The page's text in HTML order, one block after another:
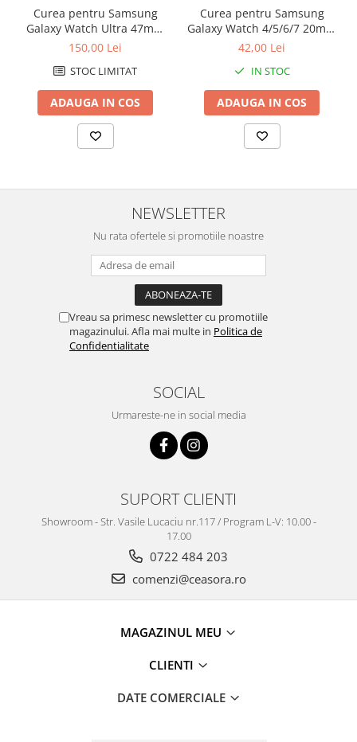
Catarame curea
Chei Pendula
Clesti Miniatura
Curatare si Intretinere
Cutii Pastrare Ceasuri
Dispozitive Bratari si Curele
Extractoare Indicatoare
Lupe, Dispozitive Optice
Mecanisme Ceas
Scule Speciale
Suporti de Lucru
Curea pentru Samsung
Galaxy Watch Ultra 47mm
Pro Business Silver
150,00 Lei
STOC LIMITAT
ADAUGA IN COS
Curea pentru Samsung
Galaxy Watch 4/5/6/7 20mm
Official Silicone Band Mov
42,00 Lei
IN STOC
ADAUGA IN COS
NEWSLETTER
Nu rata ofertele si promotiile noastre
Vreau sa primesc newsletter cu promotiile
magazinului. Afla mai multe in Politica de
Confidentialitate
SOCIAL
Urmareste-ne in social media
SUPORT CLIENTI
Showroom - Str. Vasile Lucaciu nr.117 / Program L-V: 10.00 -
17.00
0722 484 203
comenzi@ceasora.ro
MAGAZINUL MEU
CLIENTI
DATE COMERCIALE